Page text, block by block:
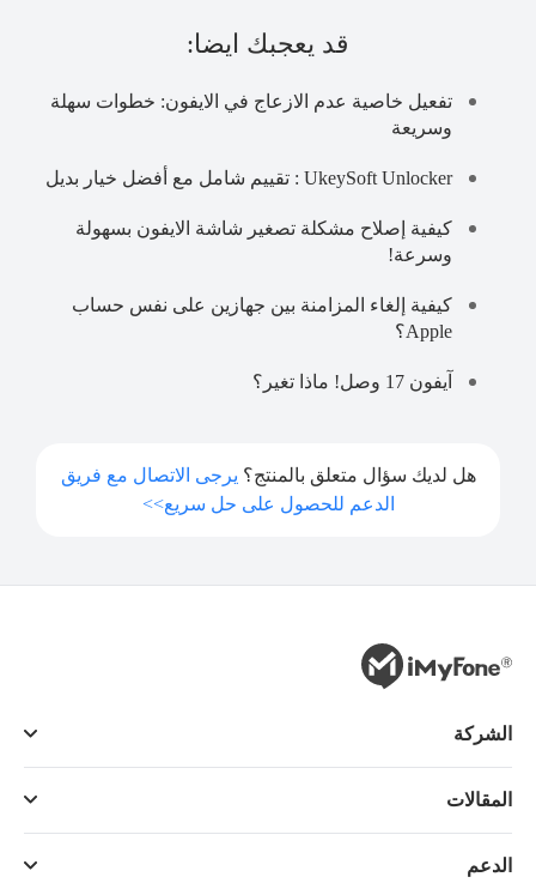
قد يعجبك ايضا:
تفعيل خاصية عدم الازعاج في الايفون: خطوات سهلة
وسريعة
UkeySoft Unlocker : تقييم شامل مع أفضل خيار بديل
كيفية إصلاح مشكلة تصغير شاشة الايفون بسهولة
وسرعة!
كيفية إلغاء المزامنة بين جهازين على نفس حساب
Apple؟
آيفون 17 وصل! ماذا تغير؟
هل لديك سؤال متعلق بالمنتج؟ يرجى الاتصال مع فريق
الدعم للحصول على حل سريع>>
الشركة
المقالات
الدعم